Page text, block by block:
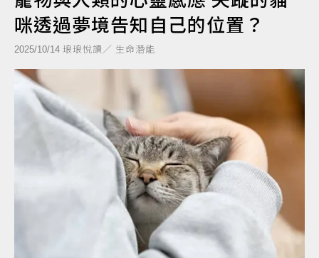
咪透過夢境告知自己的位置？
2025/10/14 琅琅悅讀／ 生命潛能